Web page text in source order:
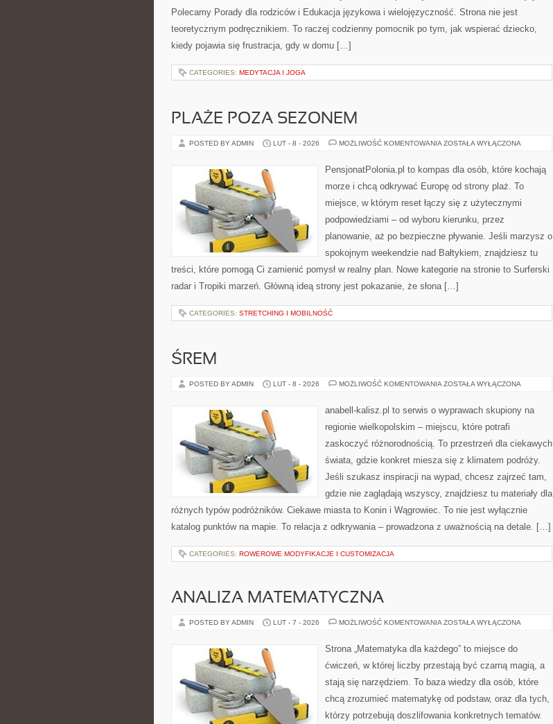
Polecamy Porady dla rodziców i Edukacja językowa i wielojęzyczność. Strona nie jest
teoretycznym podręcznikiem. To raczej codzienny pomocnik po tym, jak wspierać dziecko,
kiedy pojawia się frustracja, gdy w domu […]
CATEGORIES: MEDYTACJA I JOGA
PLAŻE POZA SEZONEM
POSTED BY ADMIN LUT - 8 - 2026 MOŻLIWOŚĆ KOMENTOWANIA PLAŻE
ZOSTAŁA WYŁĄCZONA
PensjonatPolonia.pl to kompas dla osób, które kochają
morze i chcą odkrywać Europę od strony plaż. To
miejsce, w którym reset łączy się z użytecznymi
podpowiedziami – od wyboru kierunku, przez
planowanie, aż po bezpieczne pływanie. Jeśli marzysz o
spokojnym weekendzie nad Bałtykiem, znajdziesz tu
treści, które pomogą Ci zamienić pomysł w realny plan. Nowe kategorie na stronie to Surferski
radar i Tropiki marzeń. Główną ideą strony jest pokazanie, że słona […]
CATEGORIES: STRETCHING I MOBILNOŚĆ
ŚREM
POSTED BY ADMIN LUT - 8 - 2026 MOŻLIWOŚĆ KOMENTOWANIA ŚREM
ZOSTAŁA WYŁĄCZONA
anabell-kalisz.pl to serwis o wyprawach skupiony na
regionie wielkopolskim – miejscu, które potrafi
zaskoczyć różnorodnością. To przestrzeń dla ciekawych
świata, gdzie konkret miesza się z klimatem podróży.
Jeśli szukasz inspiracji na wypad, chcesz zajrzeć tam,
gdzie nie zaglądają wszyscy, znajdziesz tu materiały dla
różnych typów podróżników. Ciekawe miasta to Konin i Wągrowiec. To nie jest wyłącznie
katalog punktów na mapie. To relacja z odkrywania – prowadzona z uważnością na detale. […]
CATEGORIES: ROWEROWE MODYFIKACJE I CUSTOMIZACJA
ANALIZA MATEMATYCZNA
POSTED BY ADMIN LUT - 7 - 2026 MOŻLIWOŚĆ KOMENTOWANIA ANALIZA
ZOSTAŁA WYŁĄCZONA
Strona „Matematyka dla każdego” to miejsce do
ćwiczeń, w której liczby przestają być czarną magią, a
stają się narzędziem. To baza wiedzy dla osób, które
chcą zrozumieć matematykę od podstaw, oraz dla tych,
którzy potrzebują doszlifowania konkretnych tematów.